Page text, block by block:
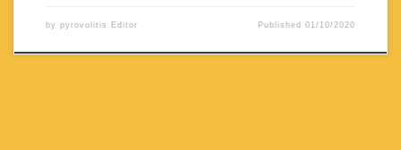
by pyrovolitis Editor Published01/10/2020